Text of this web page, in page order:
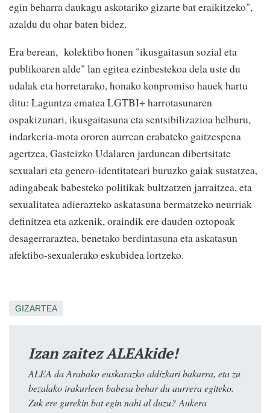
egin beharra daukagu askotariko gizarte bat eraikitzeko",
azaldu du ohar baten bidez.
Era berean, kolektibo honen "ikusgaitasun sozial eta
publikoaren alde" lan egitea ezinbestekoa dela uste du
udalak eta horretarako, honako konpromiso hauek hartu
ditu: Laguntza ematea LGTBI+ harrotasunaren
ospakizunari, ikusgaitasuna eta sentsibilizazioa helburu,
indarkeria-mota ororen aurrean erabateko gaitzespena
agertzea, Gasteizko Udalaren jardunean dibertsitate
sexualari eta genero-identitateari buruzko gaiak sustatzea,
adingabeak babesteko politikak bultzatzen jarraitzea, eta
sexualitatea adierazteko askatasuna bermatzeko neurriak
definitzea eta azkenik, oraindik ere dauden oztopoak
desagerraraztea, benetako berdintasuna eta askatasun
afektibo-sexualerako eskubidea lortzeko.
GIZARTEA
Izan zaitez ALEAkide!
ALEA da Arabako euskarazko aldizkari bakarra, eta zu
bezalako irakurleen babesa behar du aurrera egiteko.
Zuk ere gurekin bat egin nahi al duzu? Aukera